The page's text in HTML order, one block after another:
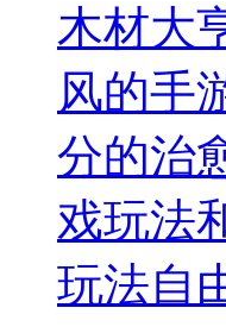
木材大
风的手
分的治
戏玩法
玩法自